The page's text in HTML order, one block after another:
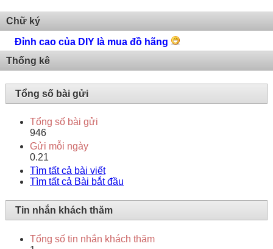
Chữ ký
Đỉnh cao của DIY là mua đồ hãng
Thống kê
Tổng số bài gửi
Tổng số bài gửi
946
Gửi mỗi ngày
0.21
Tìm tất cả bài viết
Tìm tất cả Bài bắt đầu
Tin nhắn khách thăm
Tổng số tin nhắn khách thăm